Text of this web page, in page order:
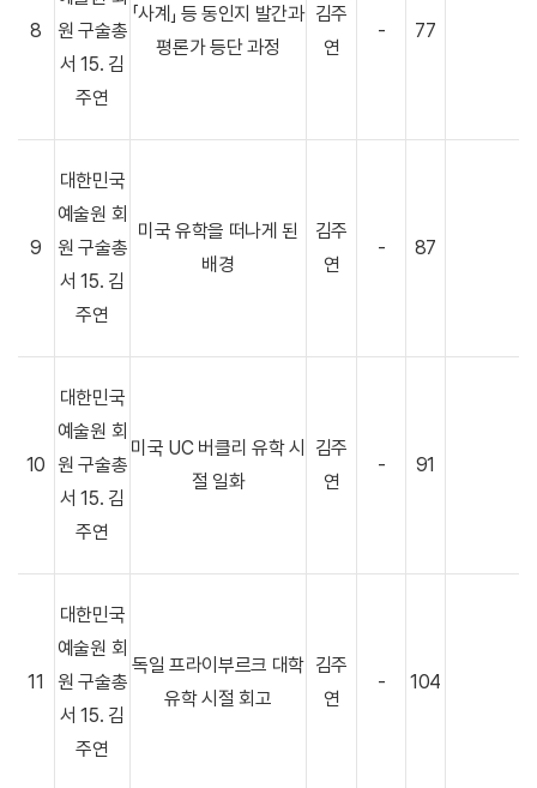
8
원 구술총
서 15. 김
주연
「사계」 등 동인지 발간과
평론가 등단 과정
김주
연
- 77
9
대한민국
예술원 회
원 구술총
서 15. 김
주연
미국 유학을 떠나게 된
배경
김주
연
- 87
10
대한민국
예술원 회
원 구술총
서 15. 김
주연
미국 UC 버클리 유학 시
절 일화
김주
연
- 91
11
대한민국
예술원 회
원 구술총
서 15. 김
주연
독일 프라이부르크 대학
유학 시절 회고
김주
연
- 104